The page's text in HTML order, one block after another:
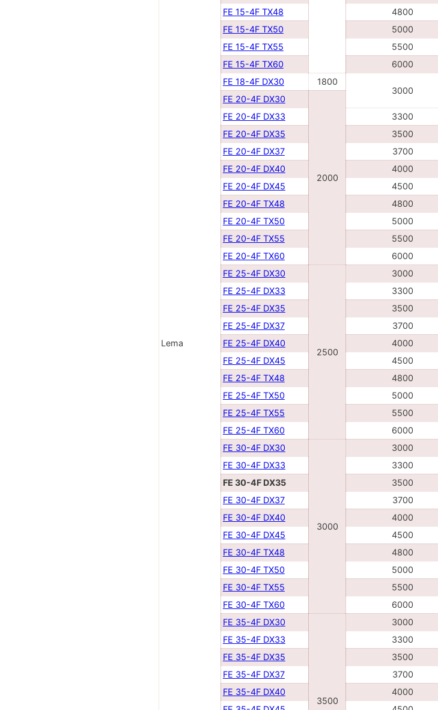
Lema
FE 15-4F TX48
4800
FE 15-4F TX50
5000
FE 15-4F TX55
5500
FE 15-4F TX60
6000
FE 18-4F DX30
1800
3000
FE 20-4F DX30
2000
FE 20-4F DX33
3300
FE 20-4F DX35
3500
FE 20-4F DX37
3700
FE 20-4F DX40
4000
FE 20-4F DX45
4500
FE 20-4F TX48
4800
FE 20-4F TX50
5000
FE 20-4F TX55
5500
FE 20-4F TX60
6000
FE 25-4F DX30
2500
3000
FE 25-4F DX33
3300
FE 25-4F DX35
3500
FE 25-4F DX37
3700
FE 25-4F DX40
4000
FE 25-4F DX45
4500
FE 25-4F TX48
4800
FE 25-4F TX50
5000
FE 25-4F TX55
5500
FE 25-4F TX60
6000
FE 30-4F DX30
3000
3000
FE 30-4F DX33
3300
FE 30-4F DX35
3500
FE 30-4F DX37
3700
FE 30-4F DX40
4000
FE 30-4F DX45
4500
FE 30-4F TX48
4800
FE 30-4F TX50
5000
FE 30-4F TX55
5500
FE 30-4F TX60
6000
FE 35-4F DX30
3500
3000
FE 35-4F DX33
3300
FE 35-4F DX35
3500
FE 35-4F DX37
3700
FE 35-4F DX40
4000